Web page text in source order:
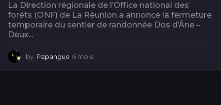
La Direction régionale de l’Office national des
forêts (ONF) de La Réunion a annoncé la fermeture
temporaire du sentier de randonnée Dos d’Âne –
Deux...
by Papangue 6 mois